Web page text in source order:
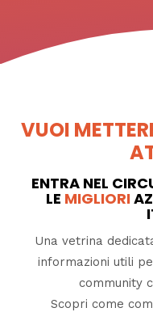
VUOI
ENTRA NEL
LE MIGLIORI
Una vetrina
informazioni utili
community
Scopri come